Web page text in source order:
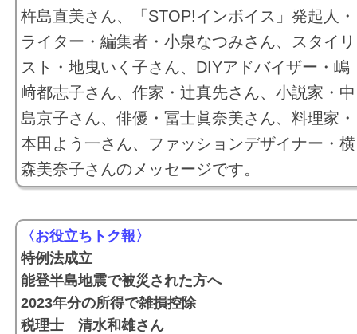
杵島直美さん、「STOP!インボイス」発起人・
ライター・編集者・小泉なつみさん、スタイリ
スト・地曳いく子さん、DIYアドバイザー・嶋
﨑都志子さん、作家・辻真先さん、小説家・中
島京子さん、俳優・冨士眞奈美さん、料理家・
本田よう一さん、ファッションデザイナー・横
森美奈子さんのメッセージです。
〈お役立ちトク報〉
特例法成立
能登半島地震で被災された方へ
2023年分の所得で雑損控除
税理士 清水和雄さん